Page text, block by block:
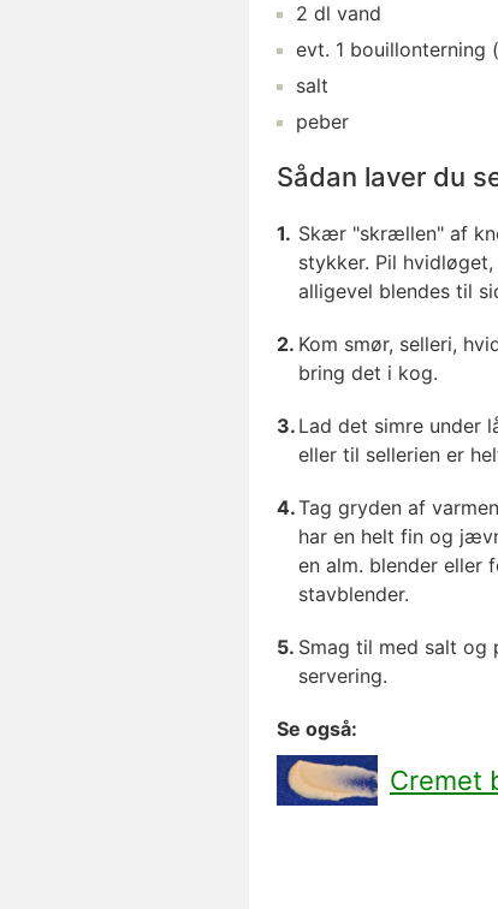
2 dl vand
evt. 1 bouillonterning
salt
peber
Sådan laver du
Skær "skrællen" af
stykker. Pil
alligevel blendes til
Kom smør, selleri,
bring det i kog.
Lad det simre under
eller til sellerien er
Tag gryden af
har en helt fin og
en alm. blender eller
stavblender.
Smag til med salt og
servering.
Se også:
Cremet